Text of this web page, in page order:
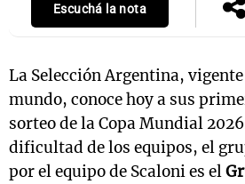
Escuchá la nota
La Selección Argentina,
mundo, conoce hoy a sus
sorteo de la Copa Mundial
dificultad de los equipos, el
por el equipo de Scaloni es el